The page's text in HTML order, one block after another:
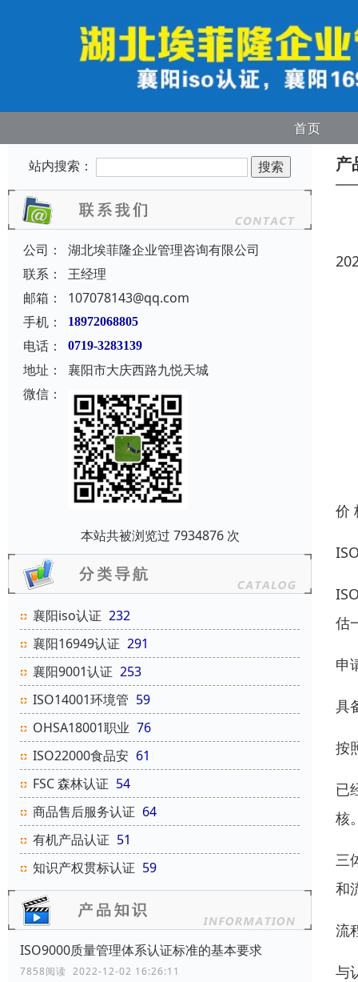
首页
站内搜索：
公司：
湖北埃菲隆企业管理咨询有限公司
联系：
王经理
邮箱：
107078143@qq.com
手机：
18972068805
电话： 0719-3283139
地址：
襄阳市大庆西路九悦天城
微信：
本站共被浏览过 7934876 次
襄阳iso认证 232
襄阳16949认证 291
襄阳9001认证 253
ISO14001环境管 59
OHSA18001职业 76
ISO22000食品安 61
FSC 森林认证 54
商品售后服务认证 64
有机产品认证 51
知识产权贯标认证 59
ISO9000质量管理体系认证标准的基本要求
7858阅读 2022-12-02 16:26:11
产
价
估
申
具
按
已
核
三
和
流
与